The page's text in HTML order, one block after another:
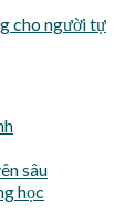
cho người tự
sâu
học